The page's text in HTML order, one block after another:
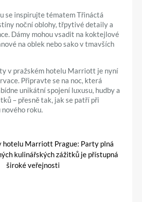
se inspirujte tématem Třináctá
noční oblohy, třpytivé detaily a
Dámy mohou vsadit na koktejlové
na oblek nebo sako v tmavších
v pražském hotelu Marriott je nyní
Připravte se na noc, která
unikátní spojení luxusu, hudby a
– přesně tak, jak se patří při
roku.